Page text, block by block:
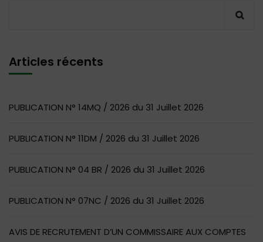
Articles récents
PUBLICATION N° 14MQ / 2026 du 31 Juillet 2026
PUBLICATION N° 11DM / 2026 du 31 Juillet 2026
PUBLICATION N° 04 BR / 2026 du 31 Juillet 2026
PUBLICATION N° 07NC / 2026 du 31 Juillet 2026
AVIS DE RECRUTEMENT D’UN COMMISSAIRE AUX COMPTES